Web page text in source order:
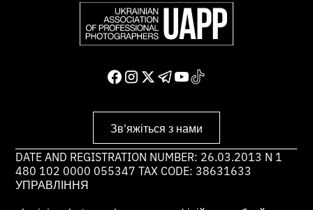
Зв'яжіться з нами
DATE AND REGISTRATION NUMBER: 26.03.2013 N 1
480 102 0000 055347 TAX CODE: 38631633
УПРАВЛІННЯ